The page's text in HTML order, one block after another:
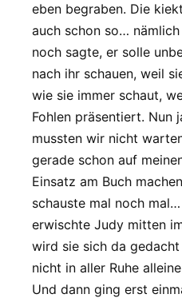
eben begraben. Die
auch schon so…
noch sagte, er solle
nach ihr schauen, weil
wie sie immer schaut,
Fohlen präsentiert. Nun
mussten wir nicht
gerade schon auf
Einsatz am Buch
schauste mal noch
erwischte Judy mitten
wird sie sich da gedacht
nicht in aller Ruhe
Und dann ging erst